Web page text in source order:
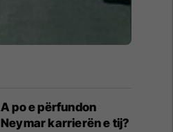
A po e përfundon
Neymar karrierën e tij?